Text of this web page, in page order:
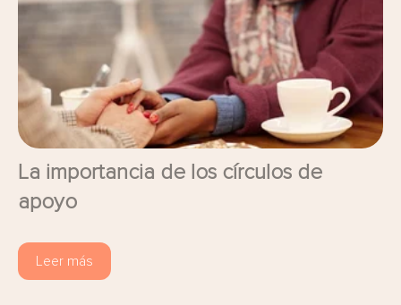
La importancia de los círculos de
apoyo
Leer más